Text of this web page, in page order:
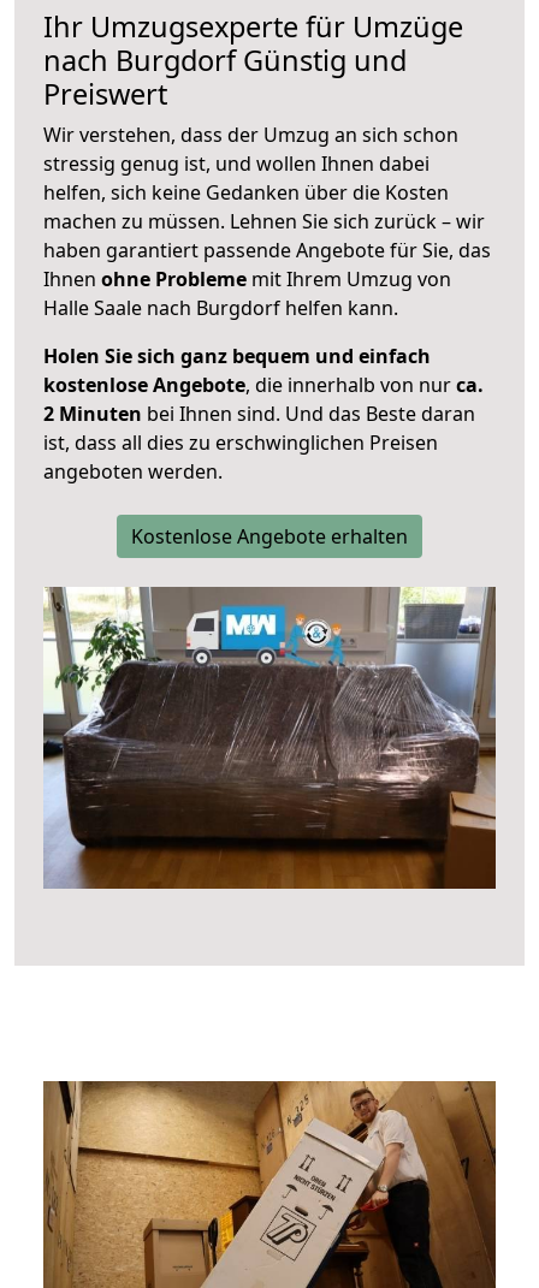
Ihr Umzugsexperte für Umzüge
nach BurgdorfGünstig und
Preiswert
Wir verstehen, dass der Umzug an sich schon
stressig genug ist, und wollen Ihnen dabei
helfen, sich keine Gedanken über die Kosten
machen zu müssen. Lehnen Sie sich zurück – wir
haben garantiert passende Angebote für Sie, das
Ihnen ohne Probleme mit Ihrem Umzug von
Halle Saale nach Burgdorf helfen kann.
Holen Sie sich ganz bequem und einfach
kostenlose Angebote, die innerhalb von nurca.
2 Minuten bei Ihnen sind. Und das Beste daran
ist, dass all dies zu erschwinglichen Preisen
angeboten werden.
Kostenlose Angebote erhalten